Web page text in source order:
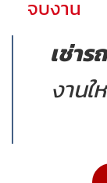
จบงาน
เช่าร
งาน